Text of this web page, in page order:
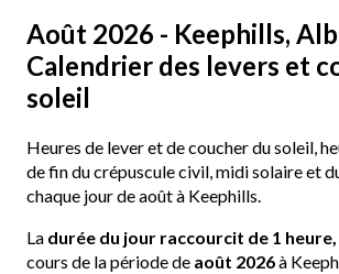
Août 2026 - Keephills,
Calendrier des levers et
soleil
Heures de lever et de coucher du soleil,
de fin du crépuscule civil, midi solaire et
chaque jour de août à Keephills.
La durée du jour raccourcit de 1
cours de la période de août 2026à